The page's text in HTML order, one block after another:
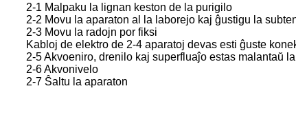
2-1 Malpaku la lignan keston de la purigilo
2-2 Movu la aparaton al la laborejo kaj ĝustigu la
2-3 Movu la radojn por fiksi
Kabloj de elektro de 2-4 aparatoj devas esti ĝuste
2-5 Akvoeniro, drenilo kaj superfluaĵo estas malantaŭ
2-6 Akvonivelo
2-7 Ŝaltu la aparaton